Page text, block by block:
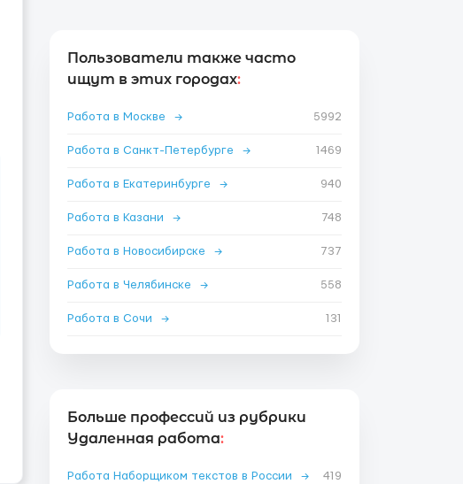
Пользователи также часто
ищут в этих городах:
Работа в Москве → 5992
Работа в Санкт-Петербурге → 1469
Работа в Екатеринбурге → 940
Работа в Казани → 748
Работа в Новосибирске → 737
Работа в Челябинске → 558
Работа в Сочи → 131
Больше профессий из рубрики
Удаленная работа:
Работа Наборщиком текстов в России → 419